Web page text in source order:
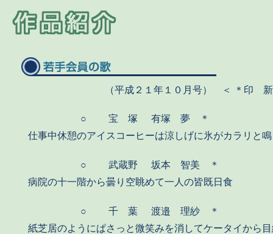
（平成２１年１０月号） ＜ ＊印
○ 宝 塚
有塚 夢 ＊
仕事中休憩のアイスコーヒーは涼しげに氷がカラリと
○ 武蔵野
坂本 智美 ＊
病院の十一階から曇り空眺めて一人の皆既日食
○ 千 葉
渡邉 理紗 ＊
紙芝居のようにぱさっと微笑みを消してケータイから